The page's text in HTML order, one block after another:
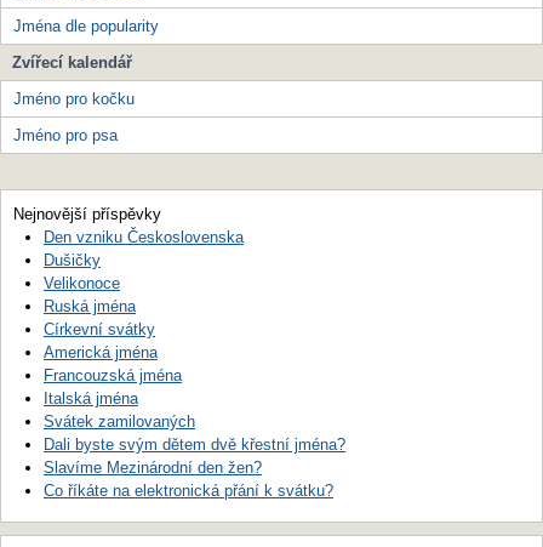
Jména dle popularity
Zvířecí kalendář
Jméno pro kočku
Jméno pro psa
Nejnovější příspěvky
Den vzniku Československa
Dušičky
Velikonoce
Ruská jména
Církevní svátky
Americká jména
Francouzská jména
Italská jména
Svátek zamilovaných
Dali byste svým dětem dvě křestní jména?
Slavíme Mezinárodní den žen?
Co říkáte na elektronická přání k svátku?